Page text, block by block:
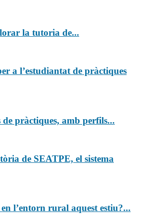
la tutoria de...
a l’estudiantat de pràctiques
pràctiques, amb perfils...
de SEATPE, el sistema
l’entorn rural aquest estiu?...